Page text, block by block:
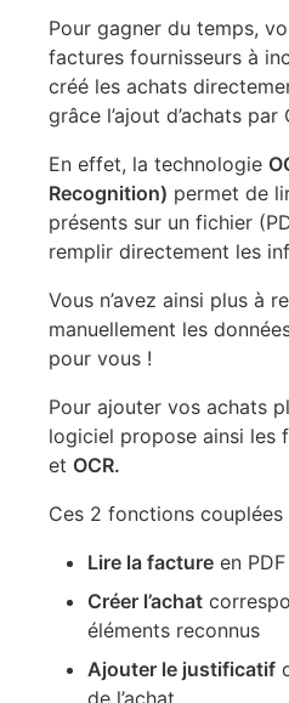
Pour gagner du temps,
factures fournisseurs à
créé les achats
grâce l’ajout d’achats par
En effet, la technologie
Recognition) permet de
présents sur un fichier
remplir directement les
Vous n’avez ainsi plus à
manuellement les
pour vous !
Pour ajouter vos achats
logiciel propose ainsi les
et OCR.
Ces 2 fonctions
Lire la facture en
Créer l’achat
éléments reconnus
Ajouter le justificatif
de l’achat.